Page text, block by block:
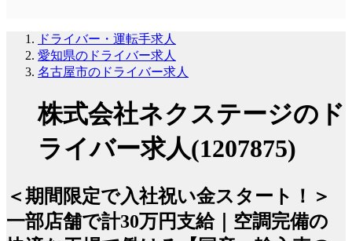
ドライバー・運転手求人
愛知県のドライバー求人
名古屋市のドライバー求人
株式会社ネクステージのド
ライバー求人(1207875)
＜期間限定で入社祝い金スタート！＞
一部店舗で計30万円支給｜空調完備の